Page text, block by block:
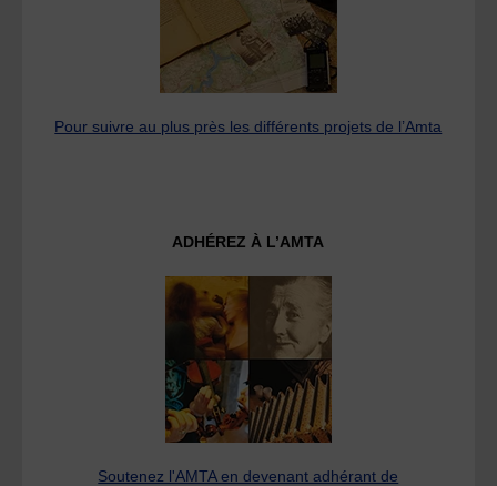
Pour suivre au plus près les différents projets de l’Amta
ADHÉREZ À L’AMTA
Soutenez l'AMTA en devenant adhérant de